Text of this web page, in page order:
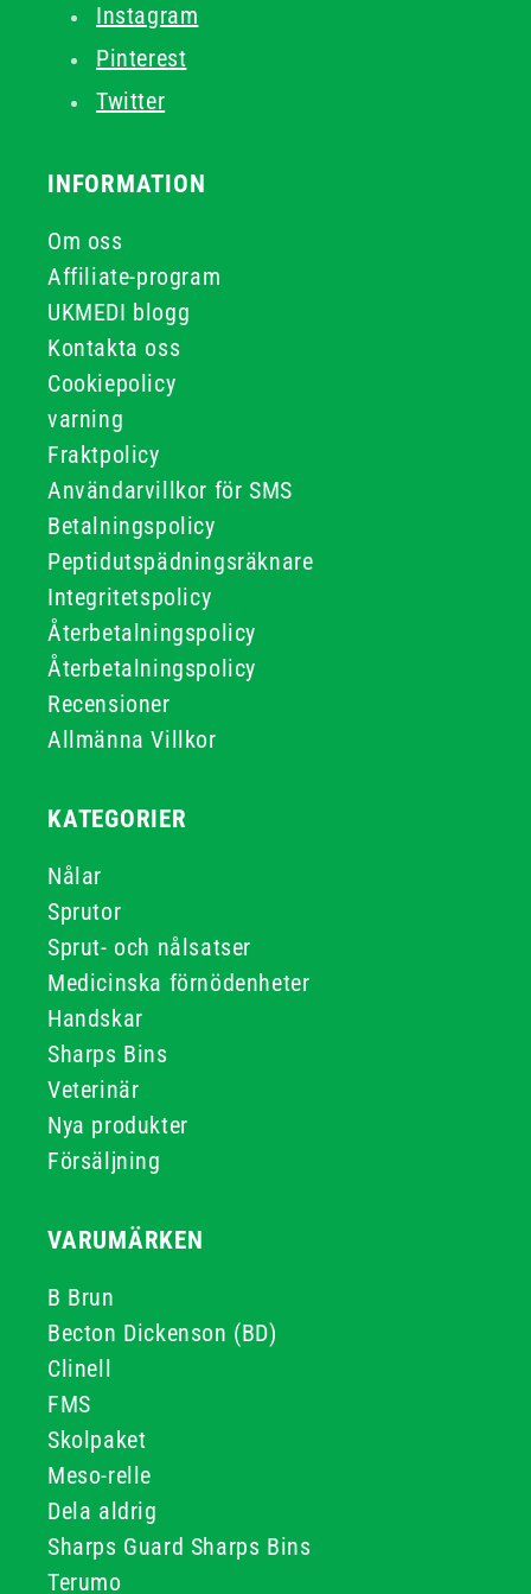
Instagram
Pinterest
Twitter
INFORMATION
Om oss
Affiliate-program
UKMEDI blogg
Kontakta oss
Cookiepolicy
varning
Fraktpolicy
Användarvillkor för SMS
Betalningspolicy
Peptidutspädningsräknare
Integritetspolicy
Återbetalningspolicy
Återbetalningspolicy
Recensioner
Allmänna Villkor
KATEGORIER
Nålar
Sprutor
Sprut- och nålsatser
Medicinska förnödenheter
Handskar
Sharps Bins
Veterinär
Nya produkter
Försäljning
VARUMÄRKEN
B Brun
Becton Dickenson (BD)
Clinell
FMS
Skolpaket
Meso-relle
Dela aldrig
Sharps Guard Sharps Bins
Terumo